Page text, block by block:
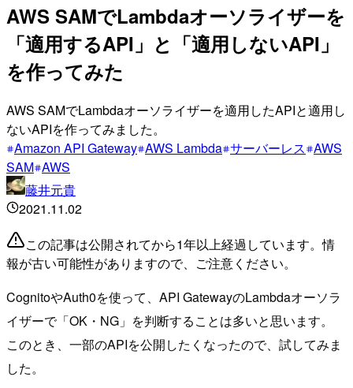
AWS SAMでLambdaオーソライザーを
「適用するAPI」と「適用しないAPI」
を作ってみた
AWS SAMでLambdaオーソライザーを適用したAPIと適用し
ないAPIを作ってみました。
Amazon API Gateway AWS Lambda サーバーレス AWS
SAM AWS
藤井元貴
2021.11.02
この記事は公開されてから1年以上経過しています。情
報が古い可能性がありますので、ご注意ください。
CognitoやAuth0を使って、API GatewayのLambdaオーソラ
イザーで「OK・NG」を判断することは多いと思います。
このとき、一部のAPIを公開したくなったので、試してみま
した。